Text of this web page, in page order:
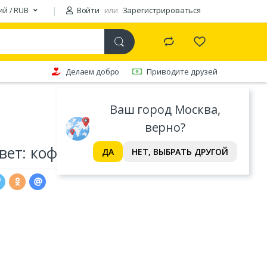
/ RUB Войти или Зарегистрироваться
Ваш город Москва,
верно?
ДА НЕТ, ВЫБРАТЬ ДРУГОЙ
Делаем добро Приводите друзей
кофейный (32х45 см)